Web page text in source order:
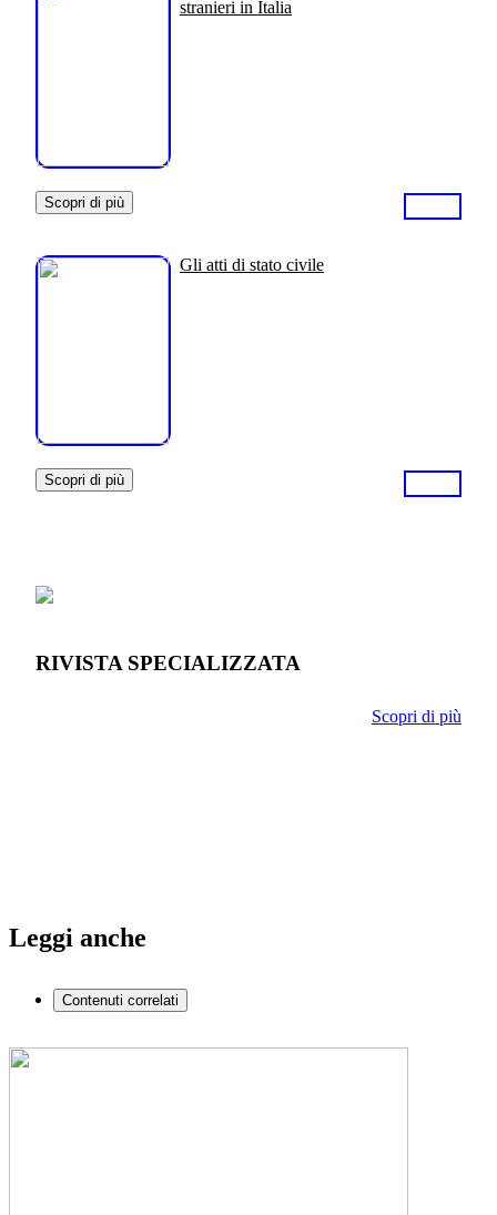
stranieri in Italia
Scopri di più
Gli atti di stato civile
Scopri di più
RIVISTA SPECIALIZZATA
Scopri di più
Leggi anche
Contenuti correlati